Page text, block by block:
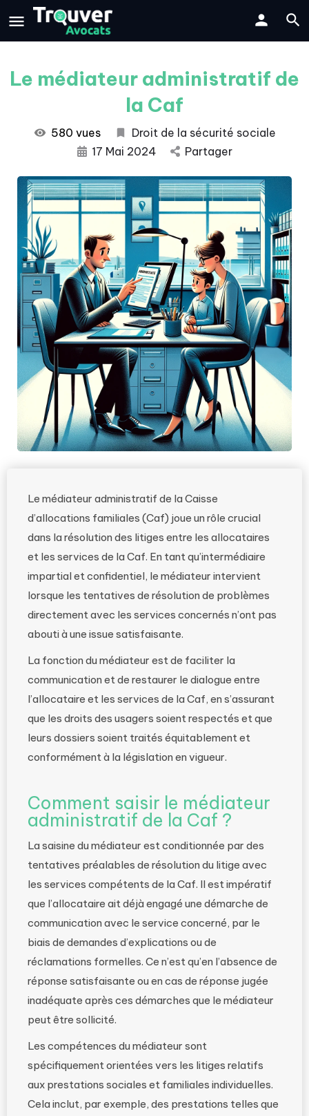
Le médiateur administratif de
la Caf
580 vues
Droit de la sécurité sociale
17 Mai 2024
Partager
Le médiateur administratif de la Caisse
d’allocations familiales (Caf) joue un rôle crucial
dans la résolution des litiges entre les allocataires
et les services de la Caf. En tant qu’intermédiaire
impartial et confidentiel, le médiateur intervient
lorsque les tentatives de résolution de problèmes
directement avec les services concernés n’ont pas
abouti à une issue satisfaisante.
La fonction du médiateur est de faciliter la
communication et de restaurer le dialogue entre
l’allocataire et les services de la Caf, en s’assurant
que les droits des usagers soient respectés et que
leurs dossiers soient traités équitablement et
conformément à la législation en vigueur.
Comment saisir le médiateur
administratif de la Caf ?
La saisine du médiateur est conditionnée par des
tentatives préalables de résolution du litige avec
les services compétents de la Caf. Il est impératif
que l’allocataire ait déjà engagé une démarche de
communication avec le service concerné, par le
biais de demandes d’explications ou de
réclamations formelles. Ce n’est qu’en l’absence de
réponse satisfaisante ou en cas de réponse jugée
inadéquate après ces démarches que le médiateur
peut être sollicité.
Les compétences du médiateur sont
spécifiquement orientées vers les litiges relatifs
aux prestations sociales et familiales individuelles.
Cela inclut, par exemple, des prestations telles que